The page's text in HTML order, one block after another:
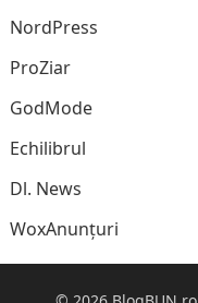
NordPress
ProZiar
GodMode
Echilibrul
Dl. News
WoxAnunțuri